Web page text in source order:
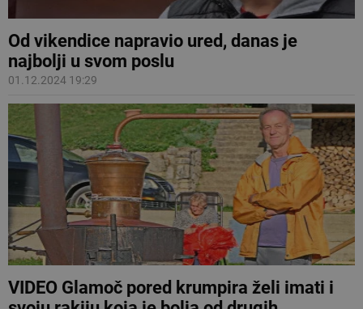
Od vikendice napravio ured, danas je
najbolji u svom poslu
01.12.2024 19:29
VIDEO Glamoč pored krumpira želi imati i